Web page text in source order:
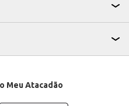
Meu Atacadão